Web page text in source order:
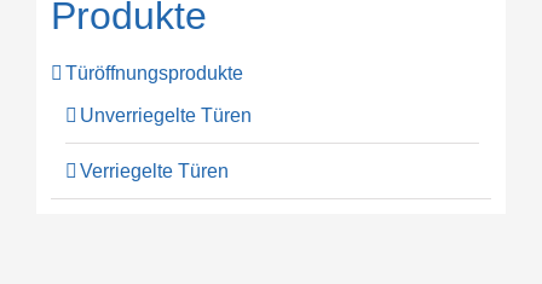
Produkte
Türöffnungsprodukte
Unverriegelte Türen
Verriegelte Türen